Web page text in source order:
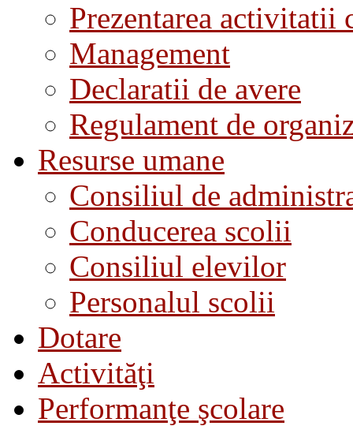
Prezentarea activitatii
Management
Declaratii de avere
Regulament de
Resurse umane
Consiliul de
Conducerea scolii
Consiliul elevilor
Personalul scolii
Dotare
Activităţi
Performanţe şcolare